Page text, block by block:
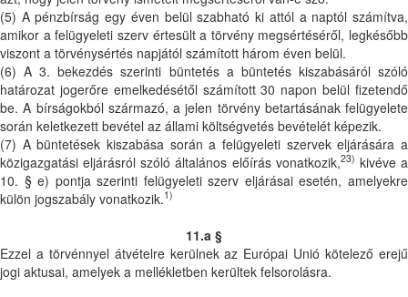
(5) A pénzbírság egy éven belül szabható ki attól a naptól számítva,
amikor a felügyeleti szerv értesült a törvény megsértéséről, legkésőbb
viszont a törvénysértés napjától számított három éven belül.
(6) A 3. bekezdés szerinti büntetés a büntetés kiszabásáról szóló
határozat jogerőre emelkedésétől számított 30 napon belül fizetendő
be. A bírságokból származó, a jelen törvény betartásának felügyelete
során keletkezett bevétel az állami költségvetés bevételét képezik.
(7) A büntetések kiszabása során a felügyeleti szervek eljárására a
közigazgatási eljárásról szóló általános előírás vonatkozik,23) kivéve a
10. § e) pontja szerinti felügyeleti szerv eljárásai esetén, amelyekre
külön jogszabály vonatkozik.1)
11.a §
Ezzel a törvénnyel átvételre kerülnek az Európai Unió kötelező erejű
jogi aktusai, amelyek a mellékletben kerültek felsorolásra.